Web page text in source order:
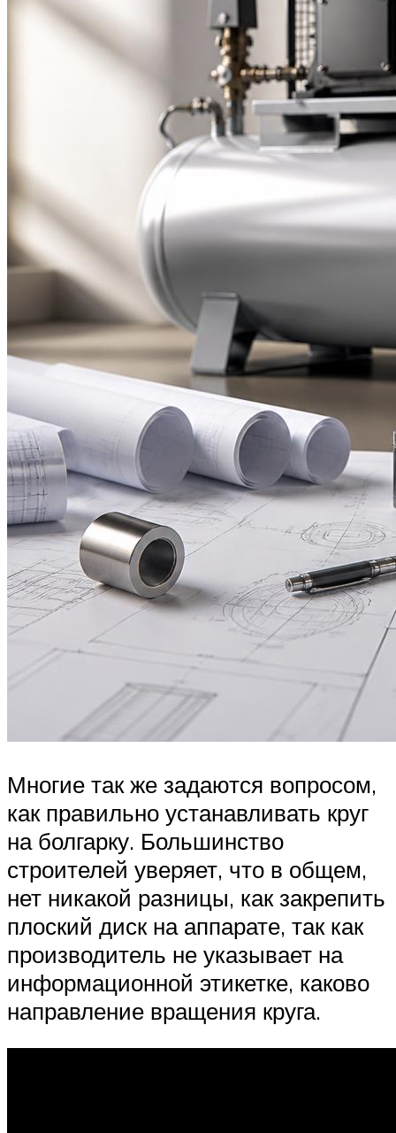
Многие так же задаются вопросом,
как правильно устанавливать круг
на болгарку. Большинство
строителей уверяет, что в общем,
нет никакой разницы, как закрепить
плоский диск на аппарате, так как
производитель не указывает на
информационной этикетке, каково
направление вращения круга.